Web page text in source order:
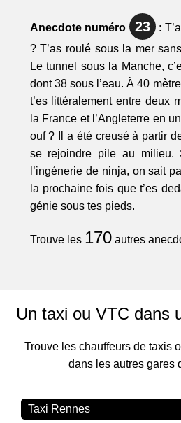
Anecdote numéro 23 :
? T’as roulé sous la mer
Le tunnel sous la Manche,
dont 38 sous l’eau. À 40
t’es littéralement entre deux
la France et l’Angleterre en
ouf ? Il a été creusé à partir
se rejoindre pile au milieu.
l’ingénerie de ninja, on sait
la prochaine fois que t’es
génie sous tes pieds.
Trouve les 170autres
Un taxi ou VTC dans
Trouve les chauffeurs de taxis
dans les autres gares
Taxi Rennes